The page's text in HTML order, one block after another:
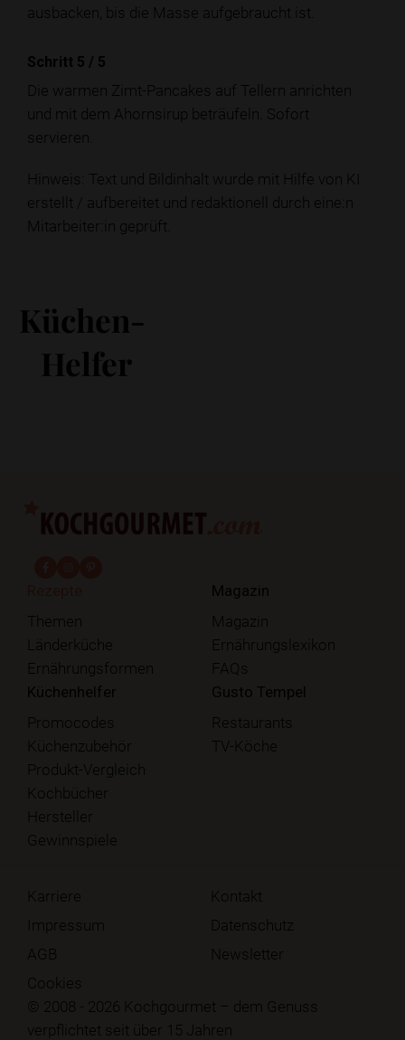
ausbacken, bis die Masse aufgebraucht ist.
Schritt 5 / 5
Die warmen Zimt-Pancakes auf Tellern anrichten
und mit dem Ahornsirup beträufeln. Sofort
servieren.
Hinweis: Text und Bildinhalt wurde mit Hilfe von KI
erstellt / aufbereitet und redaktionell durch eine:n
Mitarbeiter:in geprüft.
Küchen-
Helfer
Themen
Länderküche
Ernährungsformen
Magazin
Magazin
Ernährungslexikon
FAQs
Küchenhelfer
Promocodes
Küchenzubehör
Produkt-Vergleich
Kochbücher
Hersteller
Gewinnspiele
Gusto Tempel
Restaurants
TV-Köche
© 2008 - 2026 Kochgourmet – dem Genuss
verpflichtet seit über 15 Jahren
Karriere
Kontakt
Impressum
Datenschutz
AGB
Newsletter
Cookies